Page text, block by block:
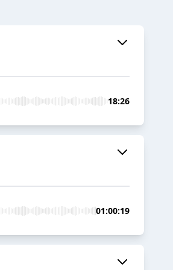
18:26
01:00:19